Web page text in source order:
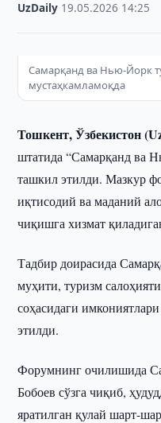
UzDaily 19.05.2026 14:25
Самарқанд ва Нью-Йорк
мустаҳкамламоқда
Тошкент, Ўзбекистон
штатида “Самарқанд ва
ташкил этилди. Мазкур
иқтисодий ва маданий
чиқишга хизмат
Тадбир доирасида
муҳити, туризм
соҳасидаги
этилди.
Форумнинг очилишида
Бобоев сўзга чиқиб,
яратилган қулай шарт-